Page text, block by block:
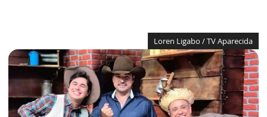
Loren Ligabo / TV Aparecida